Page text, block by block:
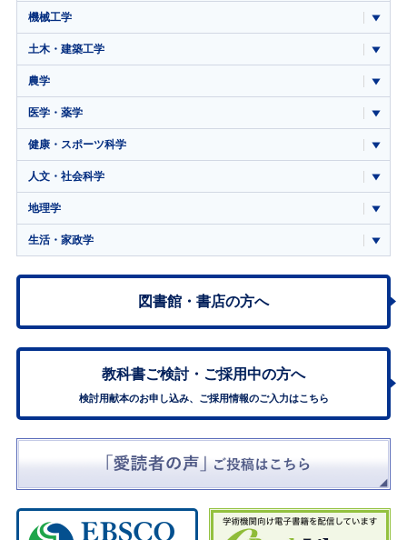
機械工学
土木・建築工学
農学
医学・薬学
健康・スポーツ科学
人文・社会科学
地理学
生活・家政学
図書館・書店の方へ
教科書ご検討・ ご採用中の方へ
検討用献本のお申し込み、ご採用情報のご入力はこちら